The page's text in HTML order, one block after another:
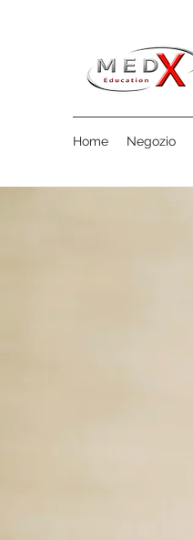
Home Negozio